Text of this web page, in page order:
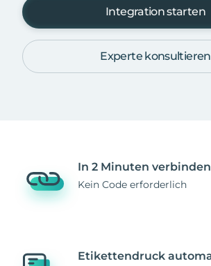
Integration starten
Experte konsultieren
In 2 Minuten verbinden
Kein Code erforderlich
Etikettendruck